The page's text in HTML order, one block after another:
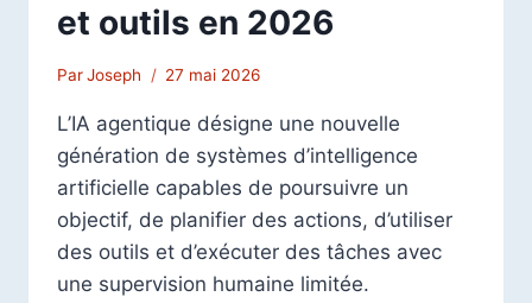
et outils en 2026
ParJoseph 27 mai 2026
L’IA agentique désigne une nouvelle
génération de systèmes d’intelligence
artificielle capables de poursuivre un
objectif, de planifier des actions, d’utiliser
des outils et d’exécuter des tâches avec
une supervision humaine limitée.